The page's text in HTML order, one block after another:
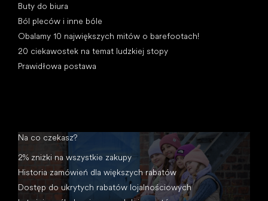
Buty do biura
Ból pleców i inne bóle
Obalamy 10 największych mitów o barefootach!
20 ciekawostek na temat ludzkiej stopy
Prawidłowa postawa
Na co czekasz?
2% zniżki na wszystkie zakupy
Historia zamówień dla większych rabatów
Dostęp do ukrytych rabatów lojalnościowych